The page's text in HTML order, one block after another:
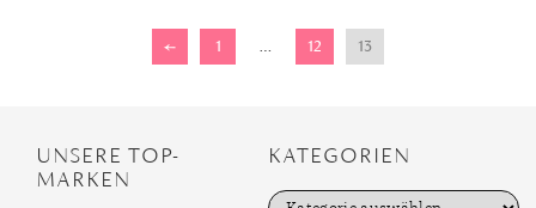
← 1 … 12 13
UNSERE TOP-
MARKEN
KATEGORIEN
K